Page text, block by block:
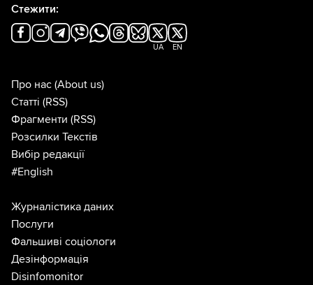
Стежити:
UA EN
Про нас (About us)
Статті (RSS)
Фрагменти (RSS)
Розсилки Текстів
Вибір редакції
#English
Журналістика даних
Послуги
Фальшиві соціологи
Дезінформація
Disinfomonitor